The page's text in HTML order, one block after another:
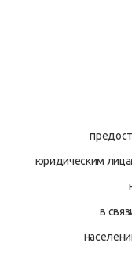
юридическим
в